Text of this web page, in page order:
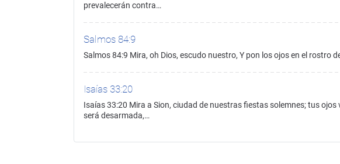
prevalecerán contra…
Salmos 84:9
Salmos 84:9 Mira, oh Dios, escudo nuestro, Y pon los ojos en el rostro
Isaías 33:20
Isaías 33:20 Mira a Sion, ciudad de nuestras fiestas solemnes; tus
será desarmada,…